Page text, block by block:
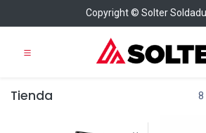
Copyright © Solter
Tienda 8